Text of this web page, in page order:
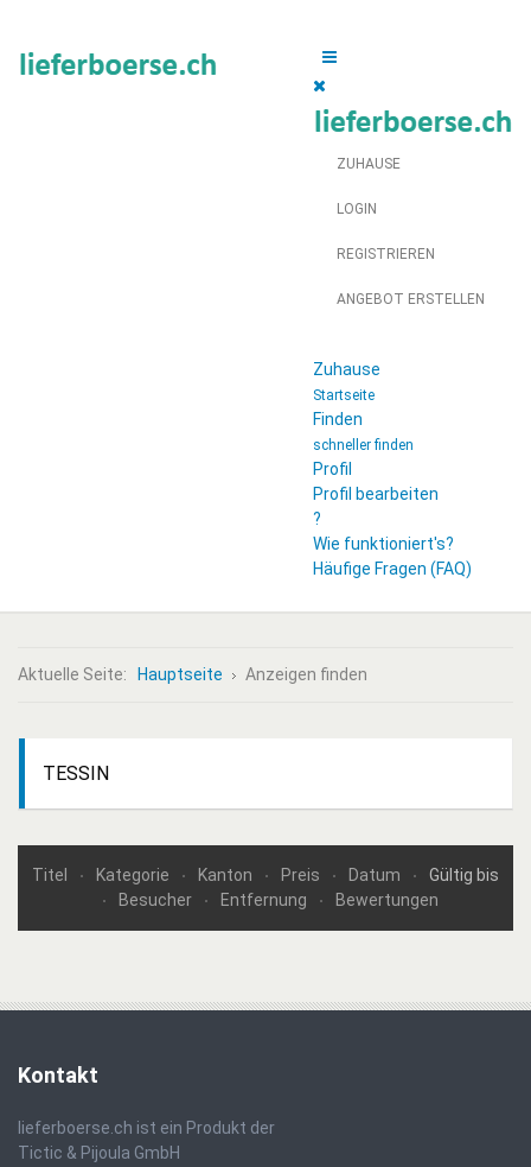
ZUHAUSE
LOGIN
REGISTRIEREN
ANGEBOT ERSTELLEN
Zuhause
Startseite
Finden
schneller finden
Profil
Profil bearbeiten
?
Wie funktioniert's?
Häufige Fragen (FAQ)
Aktuelle Seite: Hauptseite Anzeigen finden
TESSIN
Titel Kategorie Kanton Preis Datum
Gültig bis
Besucher
Entfernung Bewertungen
Kontakt
lieferboerse.ch ist ein Produkt der
Tictic & Pijoula GmbH